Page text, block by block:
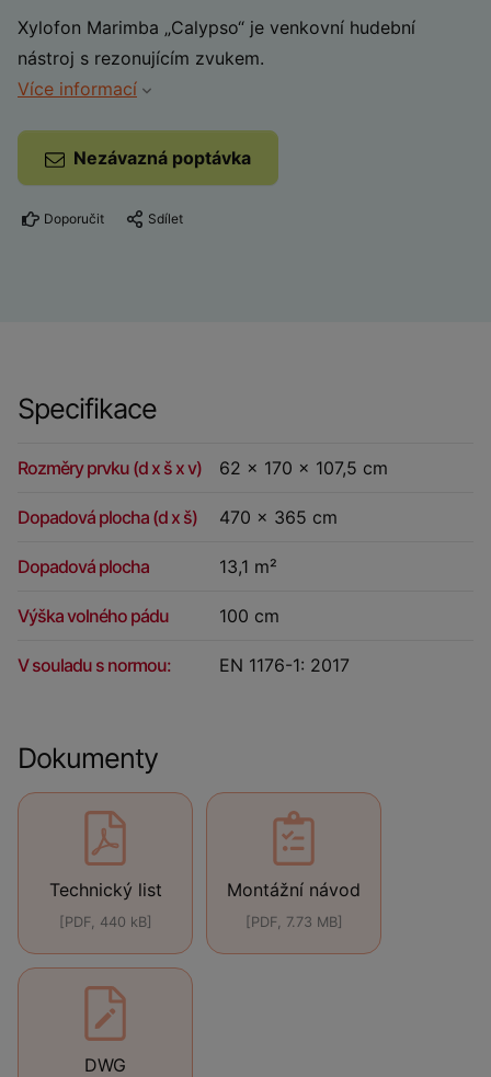
Xylofon Marimba „Calypso“ je venkovní hudební
nástroj s rezonujícím zvukem.
Více informací
Nezávazná poptávka
Doporučit Sdílet
Specifikace
Rozměry prvku (d x š x v) 62 x 170 x 107,5 cm
Dopadová plocha (d x š) 470 x 365 cm
Dopadová plocha 13,1 m²
Výška volného pádu 100 cm
V souladu s normou: EN 1176-1: 2017
Dokumenty
Technický list
[PDF, 440 kB]
Montážní návod
[PDF, 7.73 MB]
DWG